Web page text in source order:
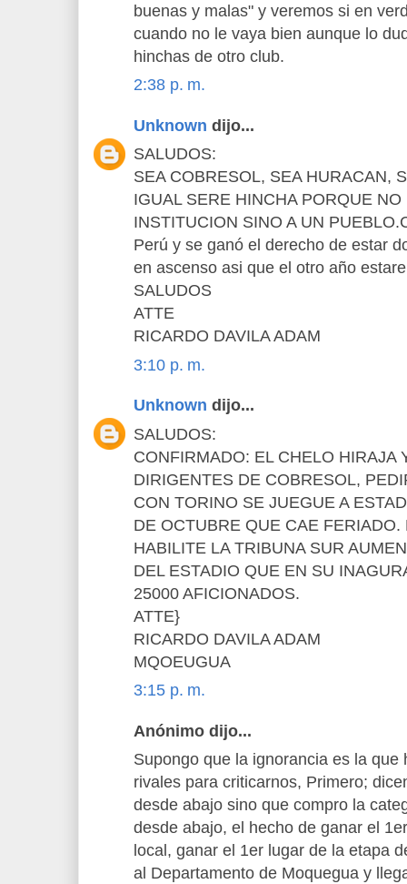
buenas y malas" y veremos si en
cuando no le vaya bien aunque lo
hinchas de otro club.
2:38 p. m.
Unknown dijo...
SALUDOS:
SEA COBRESOL, SEA HURACAN,
IGUAL SERE HINCHA PORQUE
INSTITUCION SINO A UN
Perú y se ganó el derecho de estar
en ascenso asi que el otro año
SALUDOS
ATTE
RICARDO DAVILA ADAM
3:10 p. m.
Unknown dijo...
SALUDOS:
CONFIRMADO: EL CHELO HIRAJA
DIRIGENTES DE COBRESOL,
CON TORINO SE JUEGUE A
DE OCTUBRE QUE CAE
HABILITE LA TRIBUNA SUR
DEL ESTADIO QUE EN SU
25000 AFICIONADOS.
ATTE}
RICARDO DAVILA ADAM
MQOEUGUA
3:15 p. m.
Anónimo dijo...
Supongo que la ignorancia es la que
rivales para criticarnos, Primero;
desde abajo sino que compro la
desde abajo, el hecho de ganar el
local, ganar el 1er lugar de la etapa
al Departamento de Moquegua y